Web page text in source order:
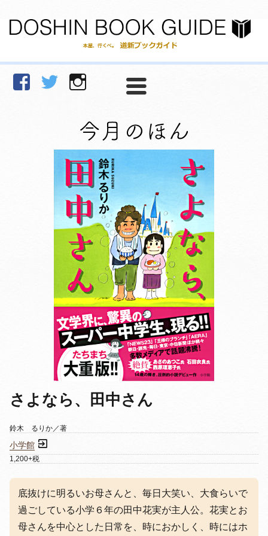
facebookTwitter Instagram
さよなら、田中さん
鈴木 るりか／著
小学館
1,200+税
底抜けに明るいお母さんと、毎日大笑い、大食らいで
過ごしている小学６年の田中花実が主人公。花実とお
母さんを中心とした日常を、時におかしく、時にはホ